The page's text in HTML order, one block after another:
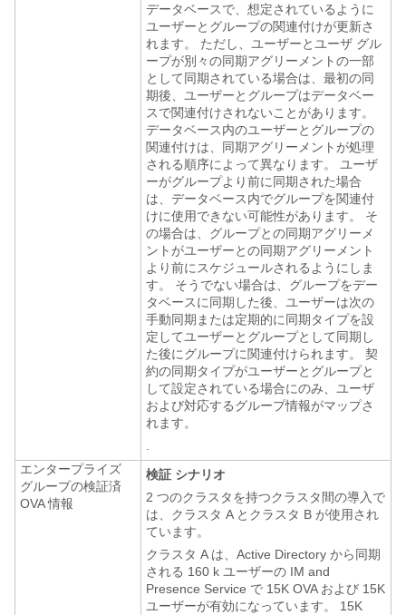
データベースで、想定されているように
ユーザーとグループの関連付けが更新さ
れます。 ただし、ユーザーとユーザ グル
ープが別々の同期アグリーメントの一部
として同期されている場合は、最初の同
期後、ユーザーとグループはデータベー
スで関連付けされないことがあります。
データベース内のユーザーとグループの
関連付けは、同期アグリーメントが処理
される順序によって異なります。 ユーザ
ーがグループより前に同期された場合
は、データベース内でグループを関連付
けに使用できない可能性があります。 そ
の場合は、グループとの同期アグリーメ
ントがユーザーとの同期アグリーメント
より前にスケジュールされるようにしま
す。 そうでない場合は、グループをデー
タベースに同期した後、ユーザーは次の
手動同期または定期的に同期タイプを設
定してユーザーとグループとして同期し
た後にグループに関連付けられます。 契
約の同期タイプがユーザーとグループと
して設定されている場合にのみ、ユーザ
および対応するグループ情報がマップさ
れます。
エンタープライズ
グループの検証済
OVA 情報
検証 シナリオ
2 つのクラスタを持つクラスタ間の導入で
は、クラスタ A とクラスタ B が使用され
ています。
クラスタ A は、Active Directory から同期
される 160 k ユーザーの IM and
Presence Service で 15K OVA および 15K
ユーザーが有効になっています。 15K